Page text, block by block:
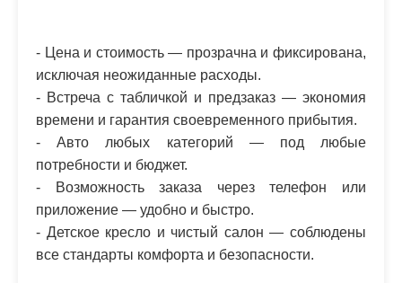
- Цена и стоимость — прозрачна и фиксирована,
исключая неожиданные расходы.
- Встреча с табличкой и предзаказ — экономия
времени и гарантия своевременного прибытия.
- Авто любых категорий — под любые
потребности и бюджет.
- Возможность заказа через телефон или
приложение — удобно и быстро.
- Детское кресло и чистый салон — соблюдены
все стандарты комфорта и безопасности.